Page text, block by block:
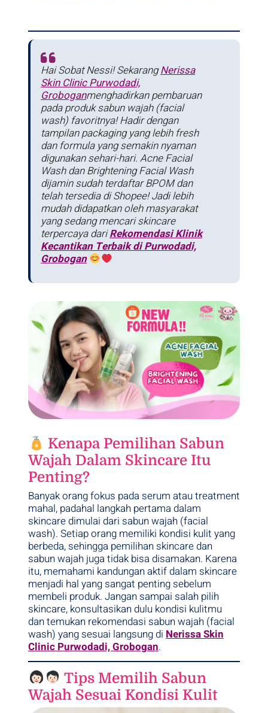
Hai Sobat Nessi! SekarangNerissa
Skin ClinicPurwodadi,
Groboganmenghadirkan pembaruan
pada produk sabun wajah (facial
wash) favoritnya! Hadir dengan
tampilan packaging yang lebih fresh
dan formula yang semakin nyaman
digunakan sehari-hari. Acne Facial
Wash dan Brightening Facial Wash
dijamin sudah terdaftar BPOM dan
telah tersedia di Shopee! Jadi lebih
mudah didapatkan oleh masyarakat
yang sedang mencari skincare
terpercaya dariRekomendasi Klinik
Kecantikan Terbaik di Purwodadi,
Grobogan
Kenapa Pemilihan Sabun
Wajah Dalam Skincare Itu
Penting?
Banyak orang fokus pada serum atau treatment
mahal, padahal langkah pertama dalam
skincare dimulai dari sabun wajah (facial
wash). Setiap orang memiliki kondisi kulit yang
berbeda, sehingga pemilihan skincare dan
sabun wajah juga tidak bisa disamakan. Karena
itu, memahami kandungan aktif dalam skincare
menjadi hal yang sangat penting sebelum
membeli produk. Jangan sampai salah pilih
skincare, konsultasikan dulu kondisi kulitmu
dan temukan rekomendasi sabun wajah (facial
wash) yang sesuai langsung di Nerissa Skin
Clinic Purwodadi, Grobogan.
Tips Memilih Sabun
Wajah Sesuai Kondisi Kulit